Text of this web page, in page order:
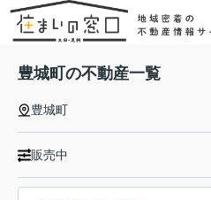
豊城町の不動産一覧
豊城町
販売中